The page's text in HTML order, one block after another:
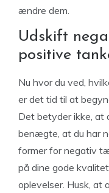
ændre dem.
Udskift
positive
Nu hvor du ved,
er det tid til at
Det betyder ikke, at
benægte, at du har
former for negativ
på dine gode
oplevelser. Husk, at